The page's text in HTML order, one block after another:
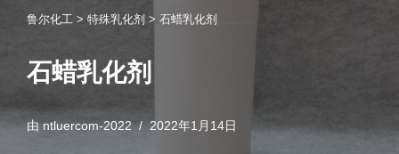
鲁尔化工 > 特殊乳化剂 > 石蜡乳化剂
石蜡乳化剂
由 ntluercom-2022 2022年1月14日